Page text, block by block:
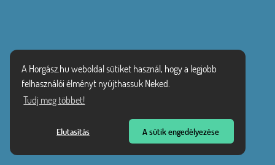
A Horgász.hu weboldal sütiket használ, hogy a legjobb
felhasználói élményt nyújthassuk Neked.
Tudj meg többet!
Elutasítás A sütik engedélyezése